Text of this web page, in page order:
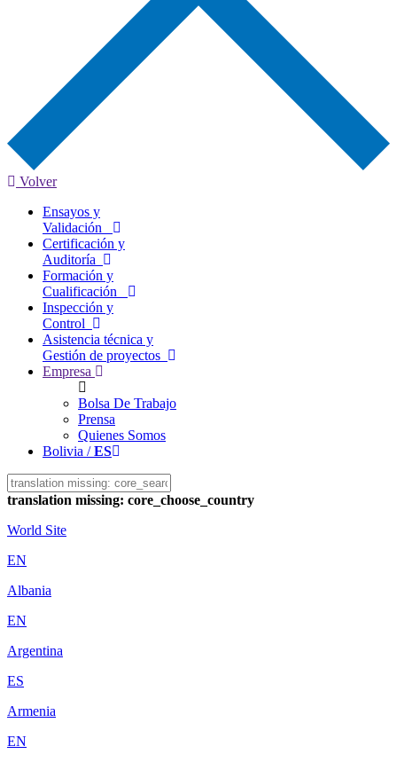
Volver
Ensayos y
Validación
Certificación y
Auditoría
Formación y
Cualificación
Inspección y
Control
Asistencia técnica y
Gestión de proyectos
Empresa
Bolsa De Trabajo
Prensa
Quienes Somos
Bolivia /ES
translation missing: core_choose_country
World Site
EN
Albania
EN
Argentina
ES
Armenia
EN